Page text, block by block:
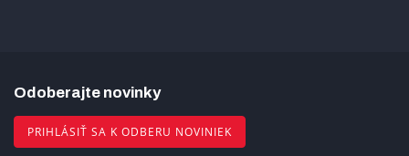
Odoberajte novinky
PRIHLÁSIŤ SA K ODBERU NOVINIEK